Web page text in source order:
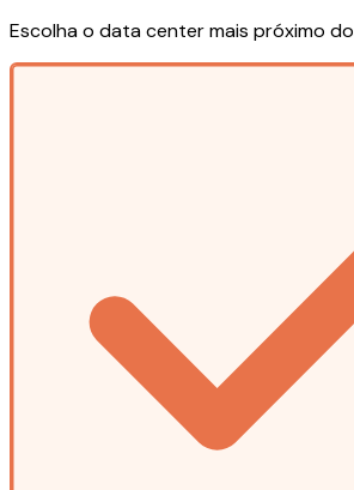
Escolha o data center mais próximo